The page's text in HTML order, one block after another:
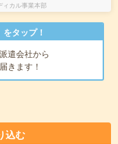
カル事業本部
タップ！
遣会社から
きます！
込む